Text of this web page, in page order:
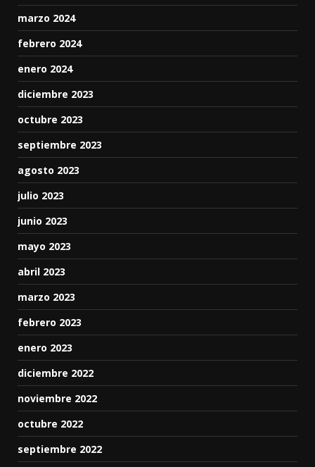
marzo 2024
febrero 2024
enero 2024
diciembre 2023
octubre 2023
septiembre 2023
agosto 2023
julio 2023
junio 2023
mayo 2023
abril 2023
marzo 2023
febrero 2023
enero 2023
diciembre 2022
noviembre 2022
octubre 2022
septiembre 2022